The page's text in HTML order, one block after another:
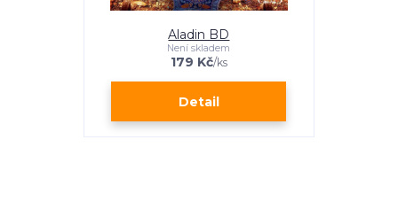
Aladin BD
179 Kč/ks
Není skladem
Detail